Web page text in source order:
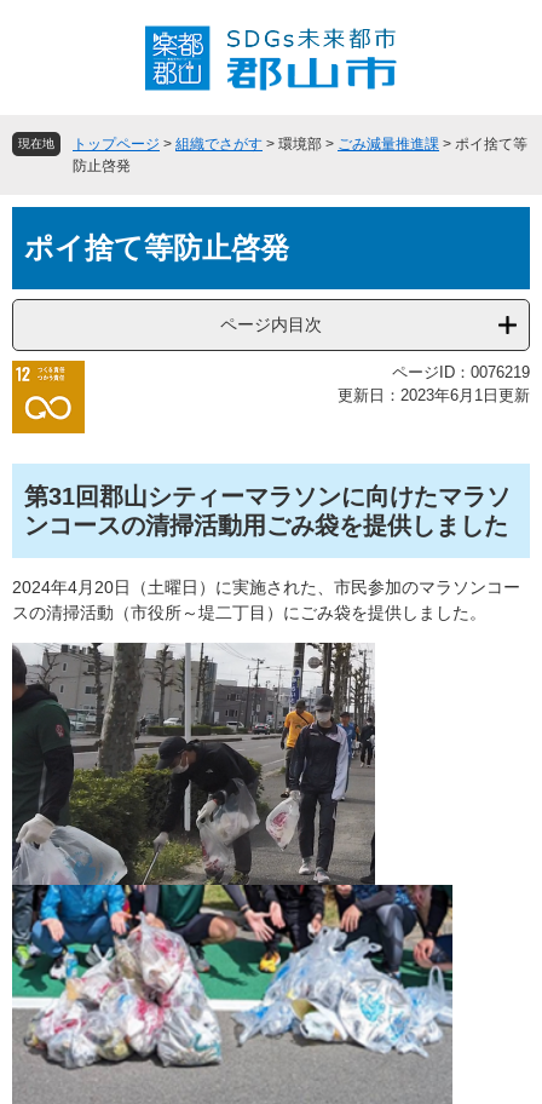
頭
飛
へ
現在地 トップページ > 組織でさがす > 環境部 > ごみ減量推進課 > ポイ捨て等
防止啓発
文ポイ捨て等防止啓発
ページ内目次
ページID：0076219
更新日：2023年6月1日更新
第31回郡山シティーマラソンに向けたマラソ
ンコースの清掃活動用ごみ袋を提供しました
2024年4月20日（土曜日）に実施された、市民参加のマラソンコー
スの清掃活動（市役所～堤二丁目）にごみ袋を提供しました。